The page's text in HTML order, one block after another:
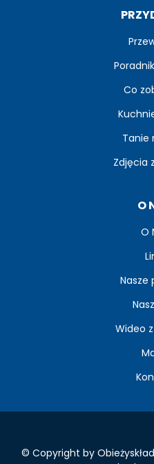
Co
Tanie
Zdjęcia
O
O
Nasze
Wideo
© Copyright by